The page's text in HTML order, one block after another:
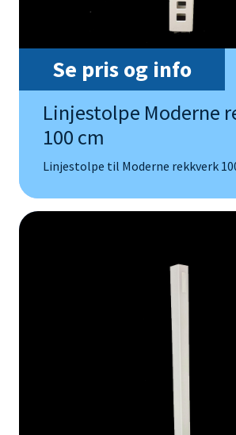
Se pris og info
Linjestolpe Moderne
100 cm
Linjestolpe til Moderne rekkverk